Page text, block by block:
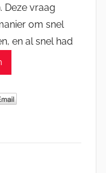
Deze vraag
om snel
en al snel had